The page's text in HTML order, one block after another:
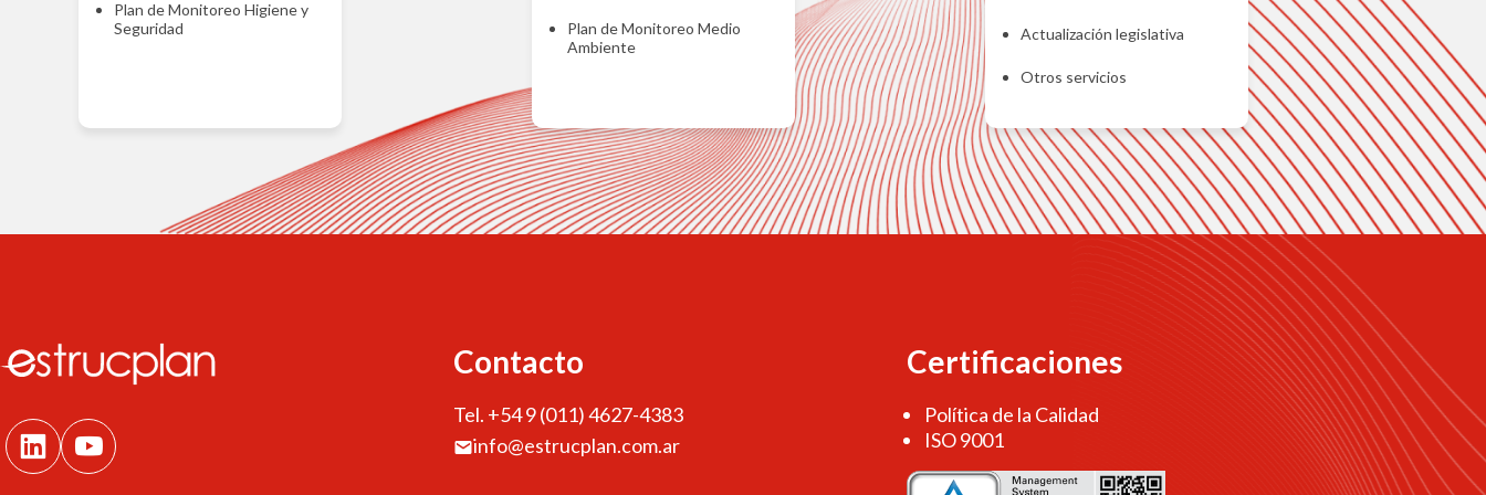
Plan de Monitoreo Higiene y
Seguridad
Plan de Monitoreo Medio
Ambiente
Actualización legislativa
Otros servicios
Contacto
Tel. +54 9 (011) 4627-4383
info@estrucplan.com.ar
Certificaciones
Política de la Calidad
ISO 9001